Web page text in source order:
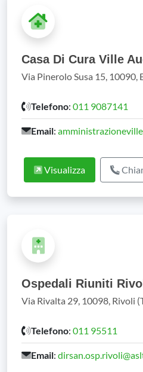
Casa Di Cura Ville
Via Pinerolo Susa 15, 10090,
Telefono: 011 9087141
Email:
Visualizza
Ospedali Riuniti
Via Rivalta 29, 10098, Rivoli
Telefono: 011 95511
Email: